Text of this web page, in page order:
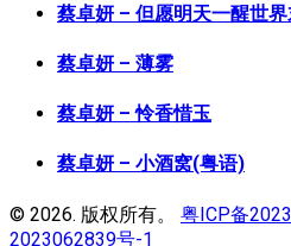
蔡卓妍 – 但愿明天一醒世界
蔡卓妍 – 薄雾
蔡卓妍 – 怜香惜玉
蔡卓妍 – 小酒窝(粤语)
© 2026. 版权所有。 粤ICP备
2023062839号-1